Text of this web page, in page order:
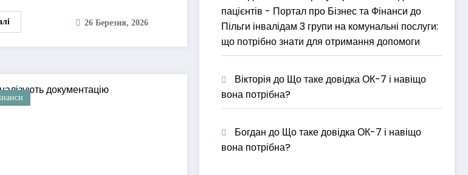
26 Березня, 2026
пацієнтів - Портал про Бізнес та Фінанси до
Пільги інвалідам 3 групи на комунальні послуги:
що потрібно знати для отримання допомоги
Вікторія до Що таке довідка ОК-7 і навіщо
вона потрібна?
Богдан до Що таке довідка ОК-7 і навіщо
вона потрібна?